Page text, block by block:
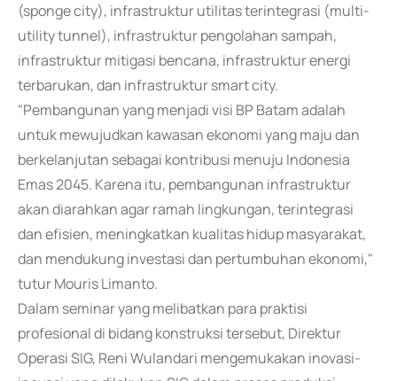
(sponge city), infrastruktur utilitas terintegrasi (multi-
utility tunnel), infrastruktur pengolahan sampah,
infrastruktur mitigasi bencana, infrastruktur energi
terbarukan, dan infrastruktur smart city.
"Pembangunan yang menjadi visi BP Batam adalah
untuk mewujudkan kawasan ekonomi yang maju dan
berkelanjutan sebagai kontribusi menuju Indonesia
Emas 2045. Karena itu, pembangunan infrastruktur
akan diarahkan agar ramah lingkungan, terintegrasi
dan efisien, meningkatkan kualitas hidup masyarakat,
dan mendukung investasi dan pertumbuhan ekonomi,"
tutur Mouris Limanto.
Dalam seminar yang melibatkan para praktisi
profesional di bidang konstruksi tersebut, Direktur
Operasi SIG, Reni Wulandari mengemukakan inovasi-